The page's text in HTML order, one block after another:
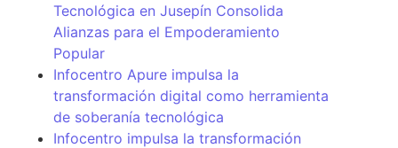
Tecnológica en Jusepín Consolida
Alianzas para el Empoderamiento
Popular
Infocentro Apure impulsa la
transformación digital como herramienta
de soberanía tecnológica
Infocentro impulsa la transformación